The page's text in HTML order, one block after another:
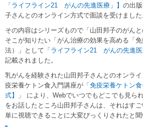
「ライフライン21 がんの先進医療」】 の出
子さんとのオンライン方式で面談を受けました
その内容はシリーズもので「山田邦子のがん
そこが知りたい「がん治療の効果を高める「
法）」として 「ライフライン21 がんの先進
記載されました。
乳がんを経験された山田邦子さんとのオンラ
疫栄養ケトン食入門講座が 「免疫栄養ケトン
式】」
により、Webでいつでもどこでも見ら
をお話したところ山田邦子さんは、それはす
単に視聴できることに大変びっくりされたと聞